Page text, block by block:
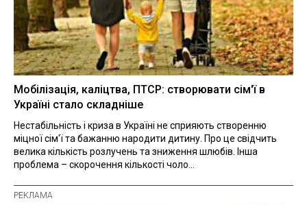
Мобілізація, каліцтва, ПТСР: створювати сім'ї в
Україні стало складніше
Нестабільність і криза в Україні не сприяють створенню
міцної сім'ї та бажанню народити дитину. Про це свідчить
велика кількість розлучень та зниження шлюбів. Інша
проблема – скорочення кількості чоло...